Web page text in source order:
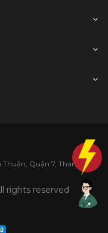
Quận 7, Thành phố
rights reserved